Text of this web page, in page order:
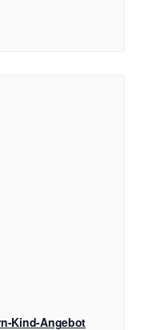
Kind-Angebot